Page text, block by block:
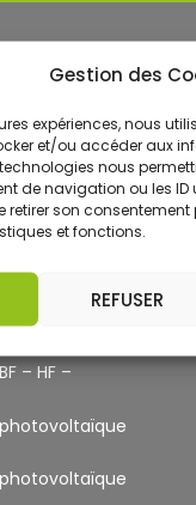
Gestion des
expériences, nous
et/ou accéder aux
nous
de navigation ou les ID
retirer son
et fonctions.
REFUSER
– H0 – H0V
– BE
– B2V – BR
B1VL
H2V-HE-
– HF –